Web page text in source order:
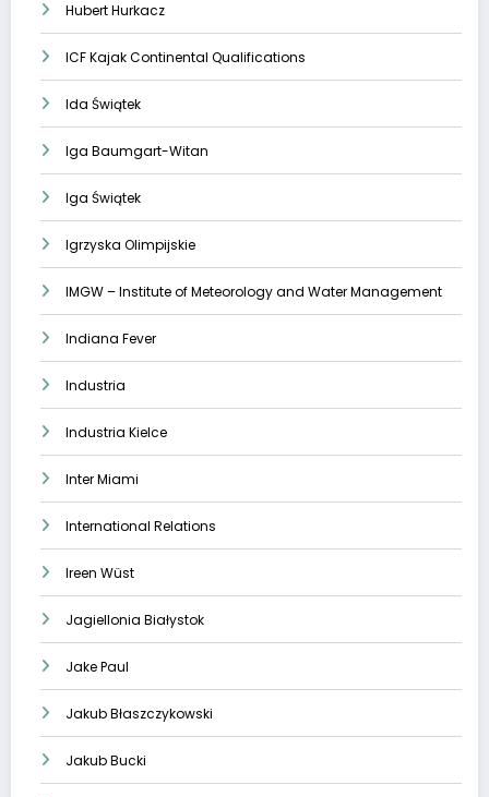
Hubert Hurkacz
ICF Kajak Continental Qualifications
Ida Świątek
Iga Baumgart-Witan
Iga Świątek
Igrzyska Olimpijskie
IMGW – Institute of Meteorology and Water Management
Indiana Fever
Industria
Industria Kielce
Inter Miami
International Relations
Ireen Wüst
Jagiellonia Białystok
Jake Paul
Jakub Błaszczykowski
Jakub Bucki